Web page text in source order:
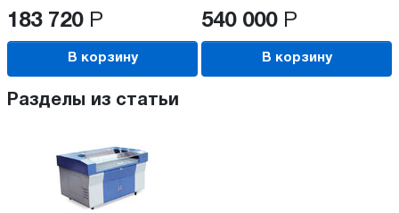
183 720 Р
В корзину
540 000 Р
В корзину
Разделы из статьи